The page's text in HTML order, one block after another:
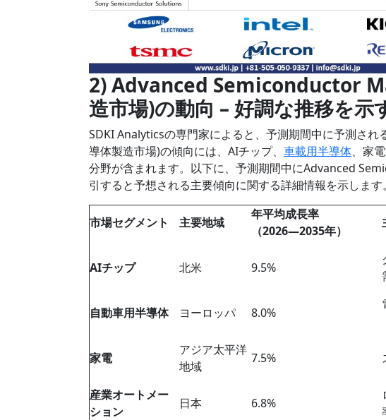
2) Advanced Semiconductor
造市場)の動向 – 好調な推移を示
SDKI Analyticsの専門家によると、予測期間中に予測さ
導体製造市場)の傾向には、AIチップ、 車載用半導体、家
分野が含まれます。以下に、予測期間中にAdvanced
引すると予想される主要傾向に関する詳細情報を示します。
市場セグメント 主要地域
年平均成長率
（2026―2035年）
AIチップ 北米 9.5%
自動車用半導体 ヨーロッパ 8.0%
家電
アジア太平洋
地域
7.5%
産業オートメー
ション
日本 6.8%